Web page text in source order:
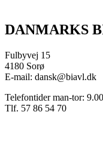
DANMARKS
Fulbyvej 15
4180 Sorø
E-mail: dansk@biavl.dk
Telefontider man-tor:
Tlf. 57 86 54 70